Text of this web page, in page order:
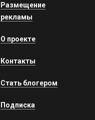
Размещение
рекламы
О проекте
Контакты
Стать блогером
Подписка